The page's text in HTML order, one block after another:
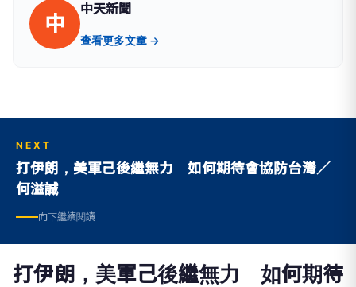
中
中天新聞
查看更多文章 →
NEXT
打伊朗，美軍己後繼無力 如何期待會協防台灣／
何溢誠
向下繼續閱讀
打伊朗，美軍己後繼無力 如何期待